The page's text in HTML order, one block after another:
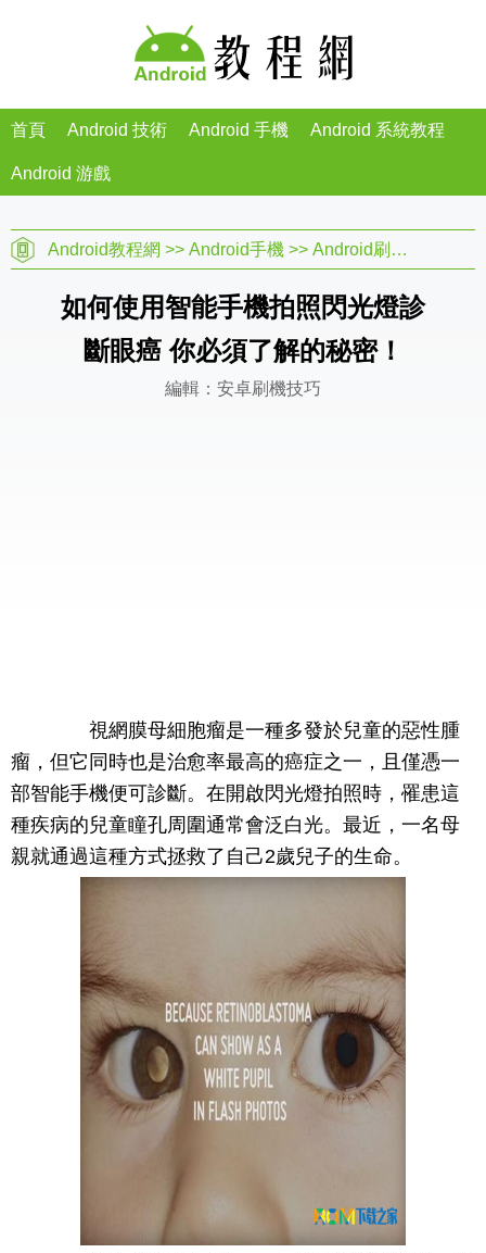
首頁 Android 技術 Android 手機 Android 系統教程
Android 游戲
Android教程網 >> Android手機 >> Android刷機教程
如何使用智能手機拍照閃光燈診
斷眼癌 你必須了解的秘密！
編輯：安卓刷機技巧
視網膜母細胞瘤是一種多發於兒童的惡性腫
瘤，但它同時也是治愈率最高的癌症之一，且僅憑一
部智能手機便可診斷。在開啟閃光燈拍照時，罹患這
種疾病的兒童瞳孔周圍通常會泛白光。最近，一名母
親就通過這種方式拯救了自己2歲兒子的生命。